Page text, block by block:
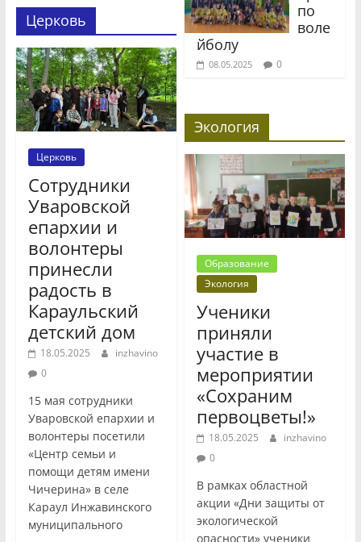
Церковь
Церковь
Сотрудники
Уваровской
епархии и
волонтеры
принесли
радость в
Караульский
детский дом
18.05.2025
inzhavino
0
15 мая сотрудники
Уваровской епархии и
волонтеры посетили
«Центр семьи и
помощи детям имени
Чичерина» в селе
Караул Инжавинского
муниципального
по
воле
йболу
08.05.2025 0
Экология
Образование
Экология
Ученики
приняли
участие в
мероприятии
«Сохраним
первоцветы!»
18.05.2025
inzhavino
0
В рамках областной
акции «Дни защиты от
экологической
опасности» ученики